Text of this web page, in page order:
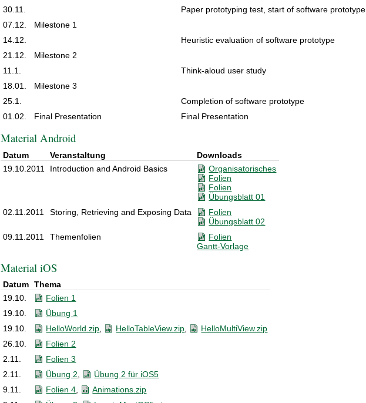
30.11.
Paper prototyping test, start of software prototype
07.12.
Milestone 1
14.12.
Heuristic evaluation of software prototype
21.12.
Milestone 2
11.1.
Think-aloud user study
18.01.
Milestone 3
25.1.
Completion of software prototype
01.02.
Final Presentation Final Presentation
Material Android
Datum Veranstaltung
Downloads
19.10.2011
Introduction and Android Basics
Organisatorisches
Folien
Folien
Übungsblatt 01
02.11.2011
Storing, Retrieving and Exposing Data
Folien
Übungsblatt 02
09.11.2011
Themenfolien
Folien
Gantt-Vorlage
Material iOS
Datum Thema
19.10.
Folien 1
19.10.
Übung 1
19.10.
HelloWorld.zip, HelloTableView.zip,
HelloMultiView.zip
26.10.
Folien 2
2.11.
Folien 3
2.11.
Übung 2,
Übung 2 für iOS5
9.11.
Folien 4,
Animations.zip